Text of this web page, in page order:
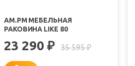
AM.PM МЕБЕЛЬНАЯ
РАКОВИНА LIKE 80
23 290 ₽ 35 595₽